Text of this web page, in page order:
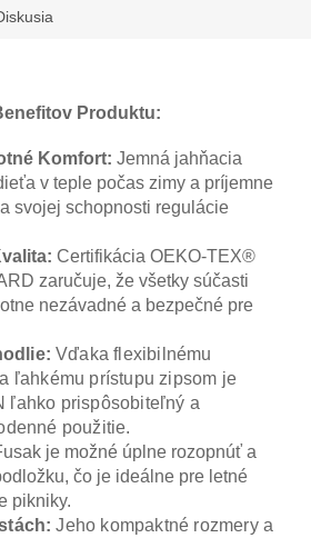
Produktu:
Komfort: Jemná jahňacia
v teple počas zimy a príjemne
svojej schopnosti regulácie
Certifikácia OEKO-TEX®
zaručuje, že všetky súčasti
nezávadné a bezpečné pre
Vďaka flexibilnému
ľahkému prístupu zipsom je
ľahko prispôsobiteľný a
použitie.
je možné úplne rozopnúť a
čo je ideálne pre letné
pikniky.
Jeho kompaktné rozmery a